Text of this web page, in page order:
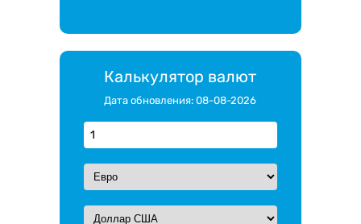
Калькулятор валют
Дата обновления: 08-08-2026